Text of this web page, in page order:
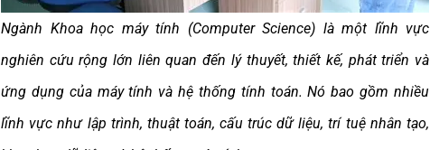
Ngành Khoa học máy tính (Computer Science) là một lĩnh vực
nghiên cứu rộng lớn liên quan đến lý thuyết, thiết kế, phát triển và
ứng dụng của máy tính và hệ thống tính toán. Nó bao gồm nhiều
lĩnh vực như lập trình, thuật toán, cấu trúc dữ liệu, trí tuệ nhân tạo,